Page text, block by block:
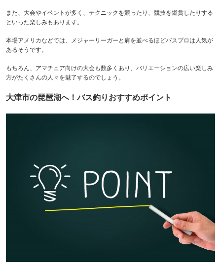
また、大会やイベントが多く、テクニックを競ったり、競技を鑑賞したりする
といった楽しみもあります。
本場アメリカなどでは、メジャーリーガーと肩を並べるほどバスプロは人気が
あるそうです。
もちろん、アマチュア向けの大会も数多くあり、バリエーションの広い楽しみ
方がたくさんの人々を魅了するのでしょう。
大津市の琵琶湖へ！バス釣りおすすめポイント